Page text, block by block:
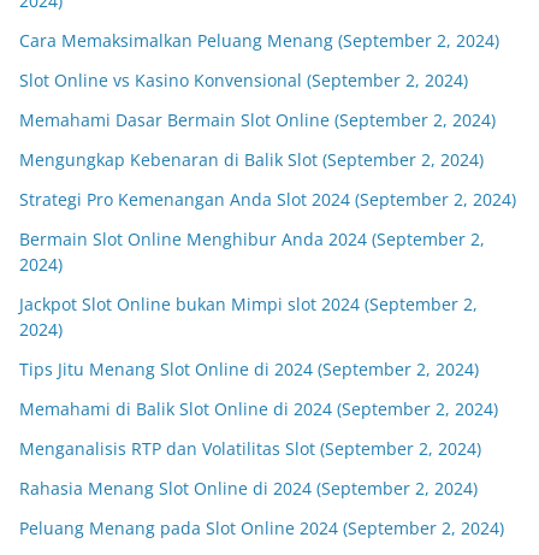
Cara Memaksimalkan Peluang Menang (September 2, 2024)
Slot Online vs Kasino Konvensional (September 2, 2024)
Memahami Dasar Bermain Slot Online (September 2, 2024)
Mengungkap Kebenaran di Balik Slot (September 2, 2024)
Strategi Pro Kemenangan Anda Slot 2024 (September 2, 2024)
Bermain Slot Online Menghibur Anda 2024 (September 2,
2024)
Jackpot Slot Online bukan Mimpi slot 2024 (September 2,
2024)
Tips Jitu Menang Slot Online di 2024 (September 2, 2024)
Memahami di Balik Slot Online di 2024 (September 2, 2024)
Menganalisis RTP dan Volatilitas Slot (September 2, 2024)
Rahasia Menang Slot Online di 2024 (September 2, 2024)
Peluang Menang pada Slot Online 2024 (September 2, 2024)